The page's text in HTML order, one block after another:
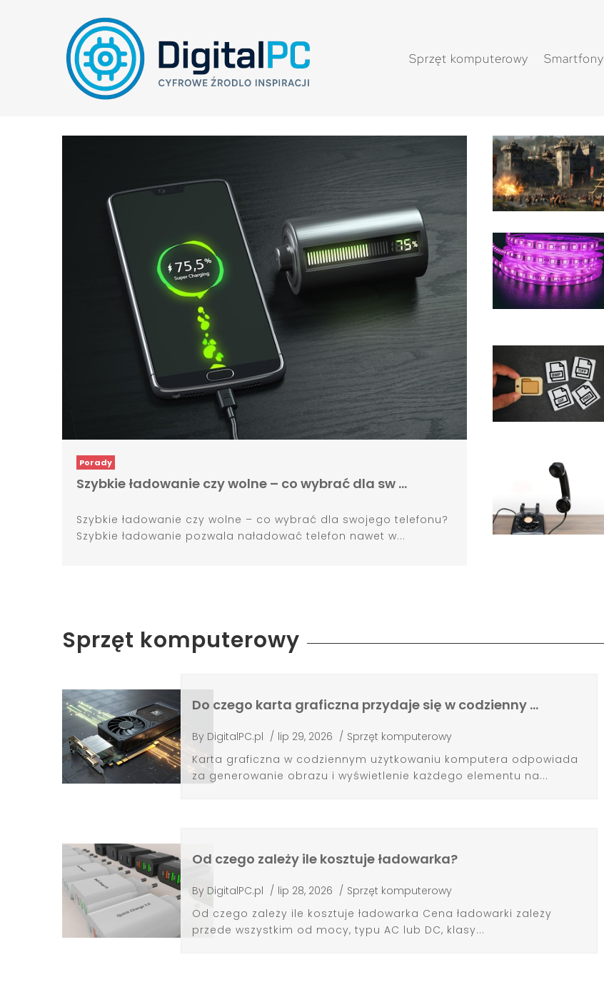
Sprzęt komputerowy Smartfony
Porady
Szybkie ładowanie czy wolne – co wybrać dla sw …
Szybkie ładowanie czy wolne – co wybrać dla swojego telefonu?
Szybkie ładowanie pozwala naładować telefon nawet w...
Sprzęt komputerowy
Do czego karta graficzna przydaje się w codzienny …
By DigitalPC.pl / lip 29, 2026 / Sprzęt komputerowy
Karta graficzna w codziennym użytkowaniu komputera odpowiada
za generowanie obrazu i wyświetlenie każdego elementu na...
Od czego zależy ile kosztuje ładowarka?
By DigitalPC.pl / lip 28, 2026 / Sprzęt komputerowy
Od czego zależy ile kosztuje ładowarka Cena ładowarki zależy
przede wszystkim od mocy, typu AC lub DC, klasy...